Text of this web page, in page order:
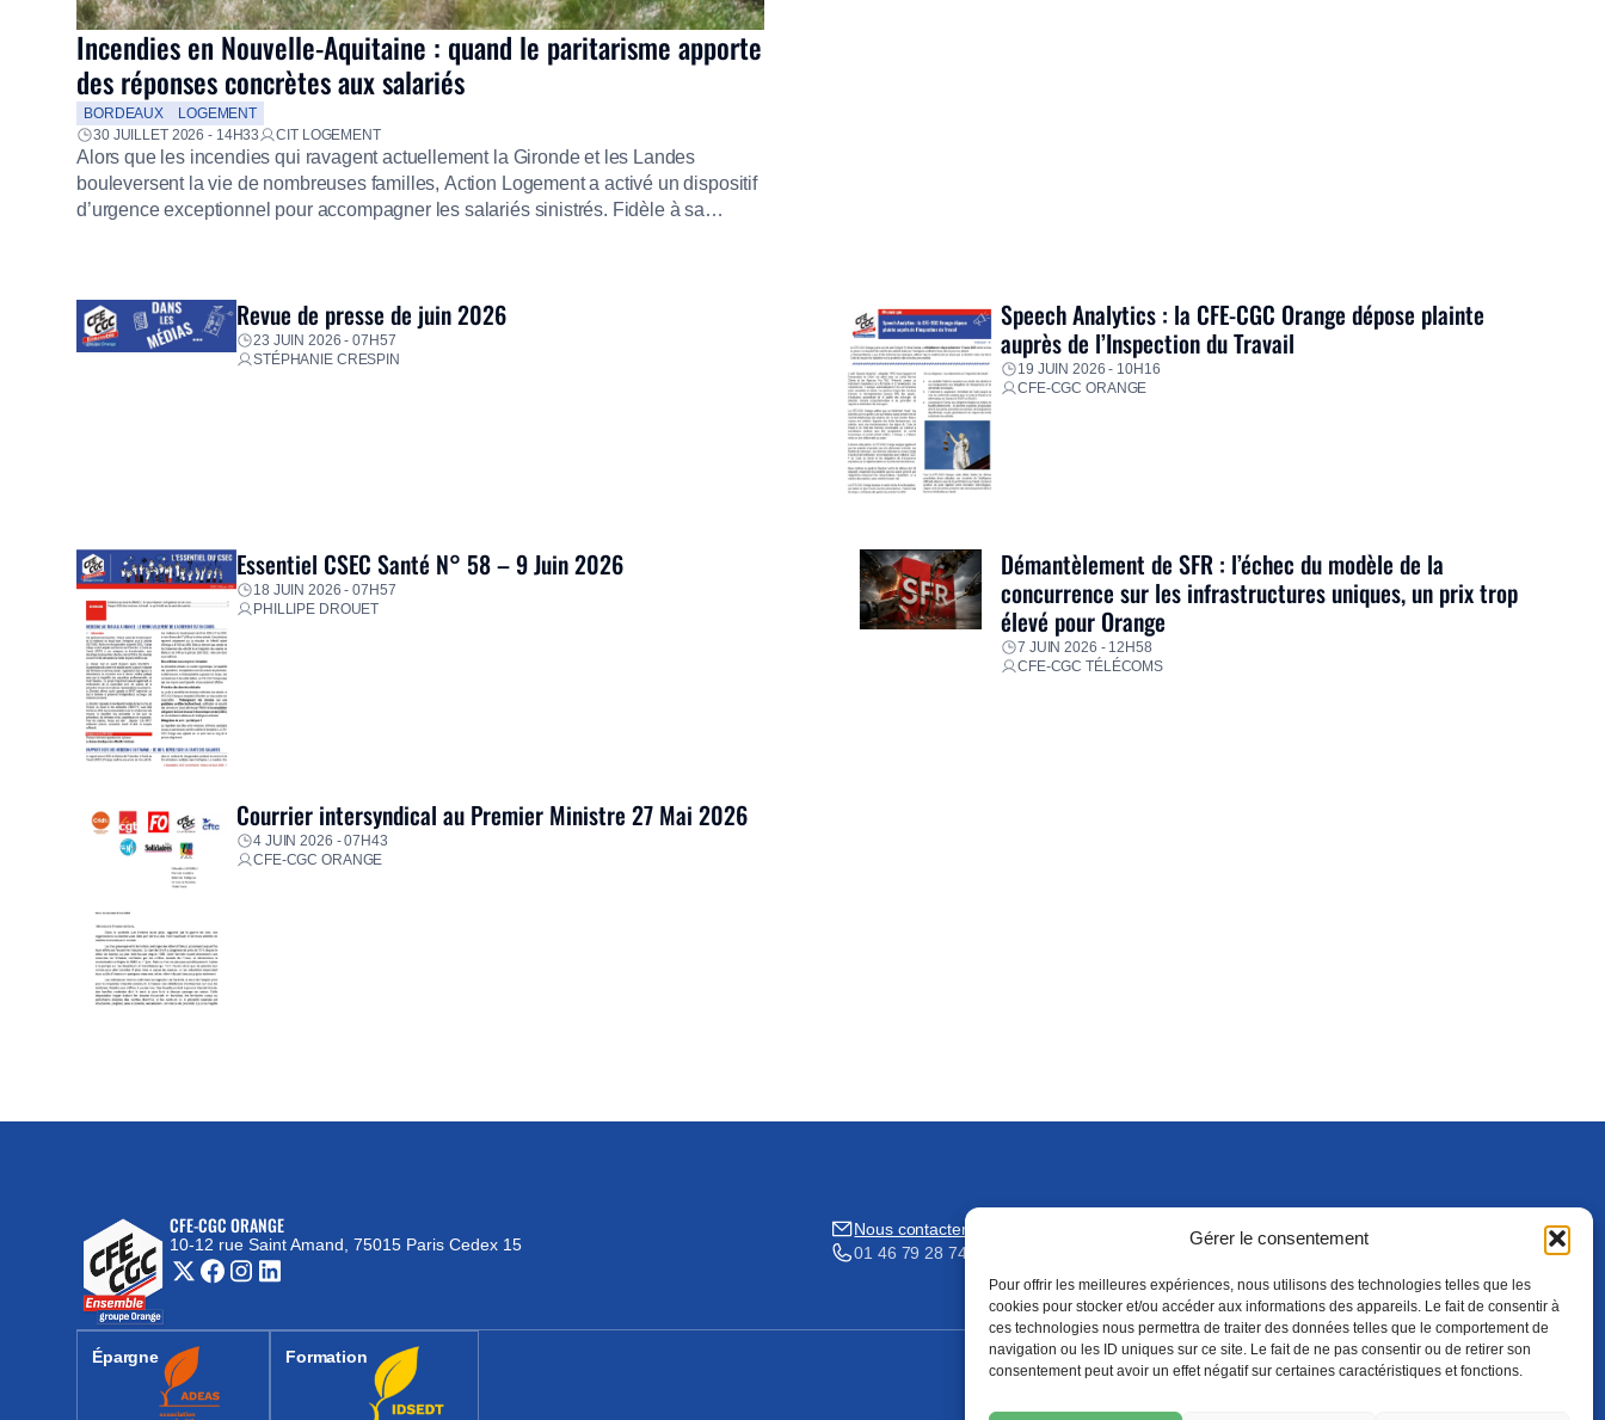
Gérer le consentement
Pour offrir les meilleures expériences, nous utilisons des technologies telles que les
cookies pour stocker et/ou accéder aux informations des appareils. Le fait de consentir à
ces technologies nous permettra de traiter des données telles que le comportement de
navigation ou les ID uniques sur ce site. Le fait de ne pas consentir ou de retirer son
consentement peut avoir un effet négatif sur certaines caractéristiques et fonctions.
Incendies en Nouvelle-Aquitaine : quand le paritarisme apporte
des réponses concrètes aux salariés
BORDEAUX
LOGEMENT
30 JUILLET 2026 - 14H33
CIT LOGEMENT
Alors que les incendies qui ravagent actuellement la Gironde et les Landes
bouleversent la vie de nombreuses familles, Action Logement a activé un dispositif
d’urgence exceptionnel pour accompagner les salariés sinistrés. Fidèle à sa
Revue de presse de juin 2026
23 JUIN 2026 - 07H57
STÉPHANIE CRESPIN
Speech Analytics : la CFE-CGC Orange dépose plainte
auprès de l’Inspection du Travail
19 JUIN 2026 - 10H16
CFE-CGC ORANGE
Essentiel CSEC Santé N° 58 – 9 Juin 2026
18 JUIN 2026 - 07H57
PHILLIPE DROUET
Démantèlement de SFR : l’échec du modèle de la
concurrence sur les infrastructures uniques, un prix trop
élevé pour Orange
7 JUIN 2026 - 12H58
CFE-CGC TÉLÉCOMS
Courrier intersyndical au Premier Ministre 27 Mai 2026
4 JUIN 2026 - 07H43
CFE-CGC ORANGE
CFE-CGC ORANGE
10-12 rue Saint Amand, 75015 Paris Cedex 15
(nouvelle fenêtre)
Nous contacter
01 46 79 28 74
(NOUVELLE FENÊTRE)
Épargne
(nouvelle fenêtre) Formation
(nouvelle fenêtre)